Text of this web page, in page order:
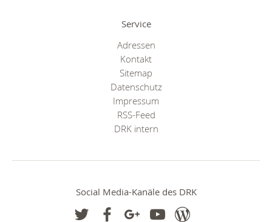
Service
Adressen
Kontakt
Sitemap
Datenschutz
Impressum
RSS-Feed
DRK intern
Social Media-Kanäle des DRK